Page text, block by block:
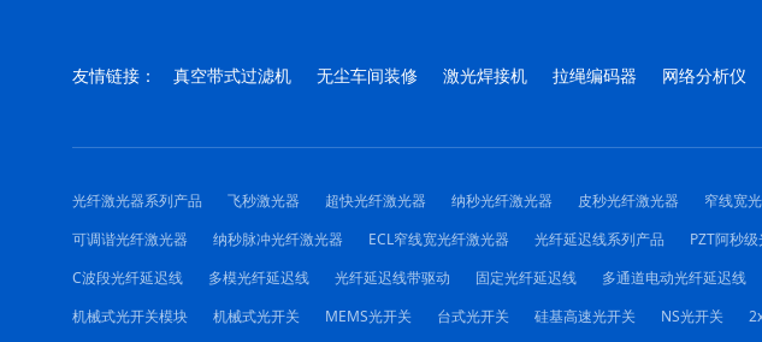
友情链接： 真空带式过滤机 无尘车间装修 激光焊接机 拉绳编码器 网络分析仪
光纤激光器系列产品 飞秒激光器 超快光纤激光器 纳秒光纤激光器 皮秒光纤激光器 窄线宽
可调谐光纤激光器
纳秒脉冲光纤激光器 ECL窄线宽光纤激光器 光纤延迟线系列产品 PZT阿秒
C波段光纤延迟线
多模光纤延迟线 光纤延迟线带驱动 固定光纤延迟线 多通道电动光纤延迟线
机械式光开关模块
机械式光开关 MEMS光开关 台式光开关 硅基高速光开关 NS光开关